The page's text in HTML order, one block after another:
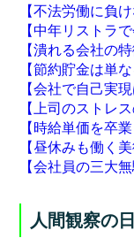
【不法労働に負
【中年リストラ
【潰れる会社の
【節約貯金は単
【会社で自己実
【上司のストレ
【時給単価を卒
【昼休みも働く
【会社員の三大
人間観察の